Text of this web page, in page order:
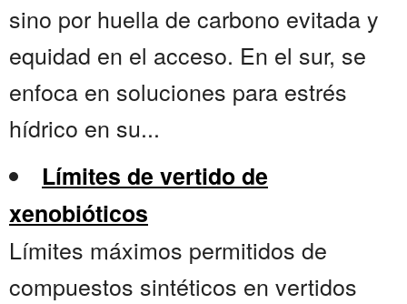
sino por huella de carbono evitada y
equidad en el acceso. En el sur, se
enfoca en soluciones para estrés
hídrico en su...
Límites de vertido de
xenobióticos
Límites máximos permitidos de
compuestos sintéticos en vertidos